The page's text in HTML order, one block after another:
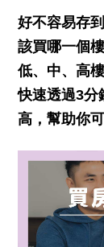
好不容易存
該買哪一個
低、中、高
快速透過3分
高，幫助你